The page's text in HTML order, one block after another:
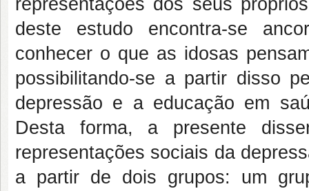
representações dos seus
deste estudo encontra-se
conhecer o que as idosas
possibilitando-se a partir disso
depressão e a educação em
Desta forma, a presente
representações sociais da
a partir de dois grupos: um